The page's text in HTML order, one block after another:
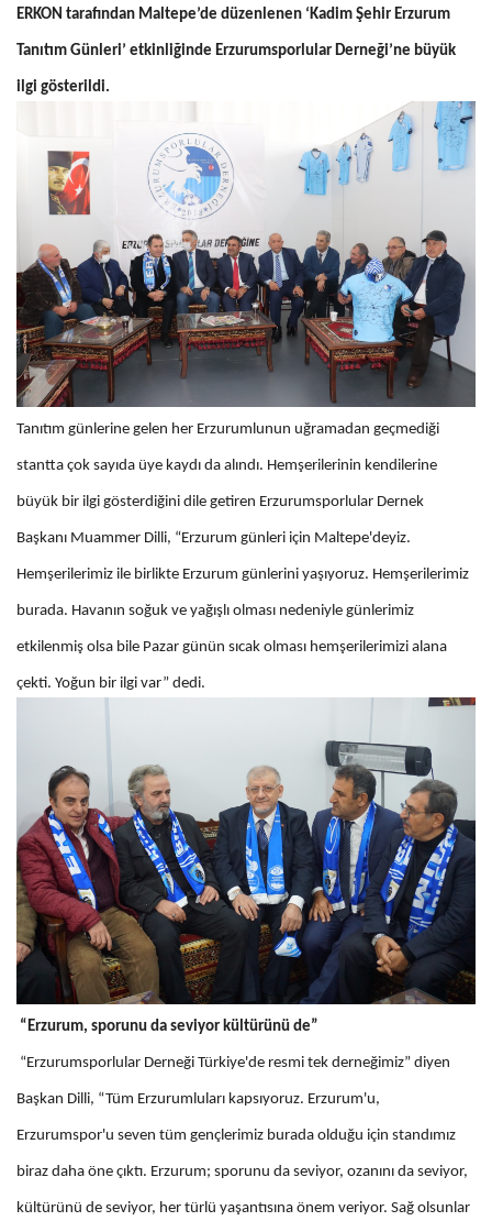
ERKON tarafından Maltepe’de düzenlenen ‘Kadim Şehir Erzurum
Tanıtım Günleri’ etkinliğinde Erzurumsporlular Derneği’ne büyük
ilgi gösterildi.
Tanıtım günlerine gelen her Erzurumlunun uğramadan geçmediği
stantta çok sayıda üye kaydı da alındı. Hemşerilerinin kendilerine
büyük bir ilgi gösterdiğini dile getiren Erzurumsporlular Dernek
Başkanı Muammer Dilli, “Erzurum günleri için Maltepe'deyiz.
Hemşerilerimiz ile birlikte Erzurum günlerini yaşıyoruz. Hemşerilerimiz
burada. Havanın soğuk ve yağışlı olması nedeniyle günlerimiz
etkilenmiş olsa bile Pazar günün sıcak olması hemşerilerimizi alana
çekti. Yoğun bir ilgi var” dedi.
“Erzurum, sporunu da seviyor kültürünü de”
“Erzurumsporlular Derneği Türkiye'de resmi tek derneğimiz” diyen
Başkan Dilli, “Tüm Erzurumluları kapsıyoruz. Erzurum'u,
Erzurumspor'u seven tüm gençlerimiz burada olduğu için standımız
biraz daha öne çıktı. Erzurum; sporunu da seviyor, ozanını da seviyor,
kültürünü de seviyor, her türlü yaşantısına önem veriyor. Sağ olsunlar